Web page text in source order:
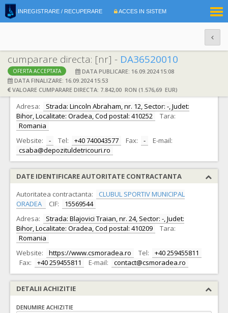
INREGISTRARE / RECUPERARE ACCES IN SISTEM
cumparare directa: [nr] - DA36520010
OFERTA ACCEPTATA
DATA PUBLICARE: 16.09.2024 15:08
DATA FINALIZARE: 16.09.2024 15:53
VALOARE CUMPARARE DIRECTA: 7.842,00 RON (1.576,69 EUR)
DATE IDENTIFICARE OFERTANT
Ofertant: S.C. Lincoln Trade S.R.L. CIF: 31002516
Adresa:
Strada: Lincoln Abraham, nr. 12, Sector: -, Judet:
Bihor, Localitate: Oradea, Cod postal: 410252
Tara:
Romania
Website:
- Tel: +40 740043577 Fax: -
E-mail:
csaba@depozituldetricouri.ro
DATE IDENTIFICARE AUTORITATE CONTRACTANTA
Autoritatea contractanta:
CLUBUL SPORTIV MUNICIPAL
ORADEA
CIF:
15569544
Adresa:
Strada: Blajovici Traian, nr. 24, Sector: -, Judet:
Bihor, Localitate: Oradea, Cod postal: 410209
Tara:
Romania
Website:
https://www.csmoradea.ro Tel:
+40 259455811
Fax:
+40 259455811 E-mail: contact@csmoradea.ro
DETALII ACHIZITIE
DENUMIRE ACHIZITIE